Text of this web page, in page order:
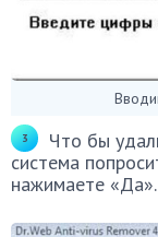
Что бы
система
нажимаете «Да».